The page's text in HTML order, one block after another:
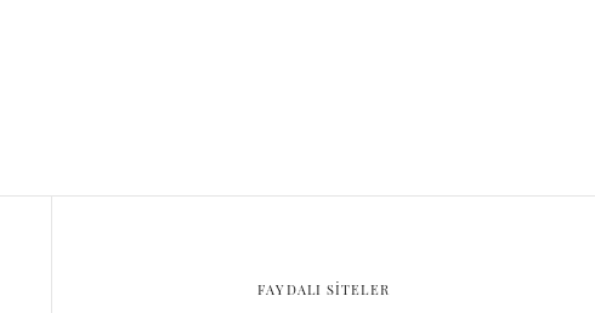
FAYDALI SİTELER